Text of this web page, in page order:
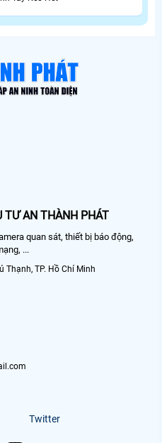
TƯ AN THÀNH PHÁT
quan sát, thiết bị báo động,
...
Thạnh, TP. Hồ Chí Minh
Twitter